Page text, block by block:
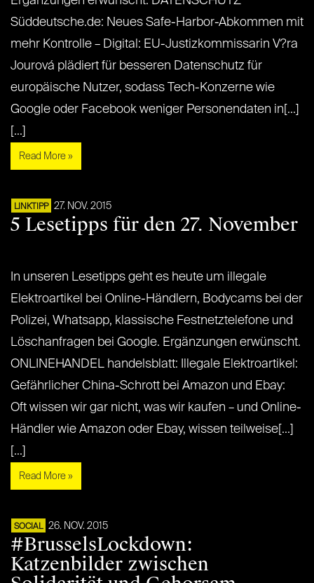
Süddeutsche.de: Neues Safe-Harbor-Abkommen mit
mehr Kontrolle – Digital: EU-Justizkommissarin V?ra
Jourová plädiert für besseren Datenschutz für
europäische Nutzer, sodass Tech-Konzerne wie
Google oder Facebook weniger Personendaten in[...]
[...]
Read More »
LINKTIPP 27. NOV. 2015
5 Lesetipps für den 27. November
In unseren Lesetipps geht es heute um illegale
Elektroartikel bei Online-Händlern, Bodycams bei der
Polizei, Whatsapp, klassische Festnetztelefone und
Löschanfragen bei Google. Ergänzungen erwünscht.
ONLINEHANDEL handelsblatt: Illegale Elektroartikel:
Gefährlicher China-Schrott bei Amazon und Ebay:
Oft wissen wir gar nicht, was wir kaufen – und Online-
Händler wie Amazon oder Ebay, wissen teilweise[...]
[...]
Read More »
SOCIAL 26. NOV. 2015
#BrusselsLockdown:
Katzenbilder zwischen